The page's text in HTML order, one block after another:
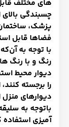
های مختلف
چسبندگی
پزشک،
فضاها قابل
با توجه به
رنگ و با رنگ
دیوار محیط
را برجسته
دیوارهای منزل
باتوجه به
آمیزی استفاده